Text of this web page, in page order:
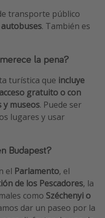
transporte público
. También es
la pena?
turística que incluye
gratuito o con
y museos. Puede ser
lugares y usar
Budapest?
el Parlamento, el
de los Pescadores, la
como Széchenyi o
dar un paseo por la